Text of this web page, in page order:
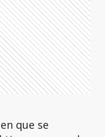
que se